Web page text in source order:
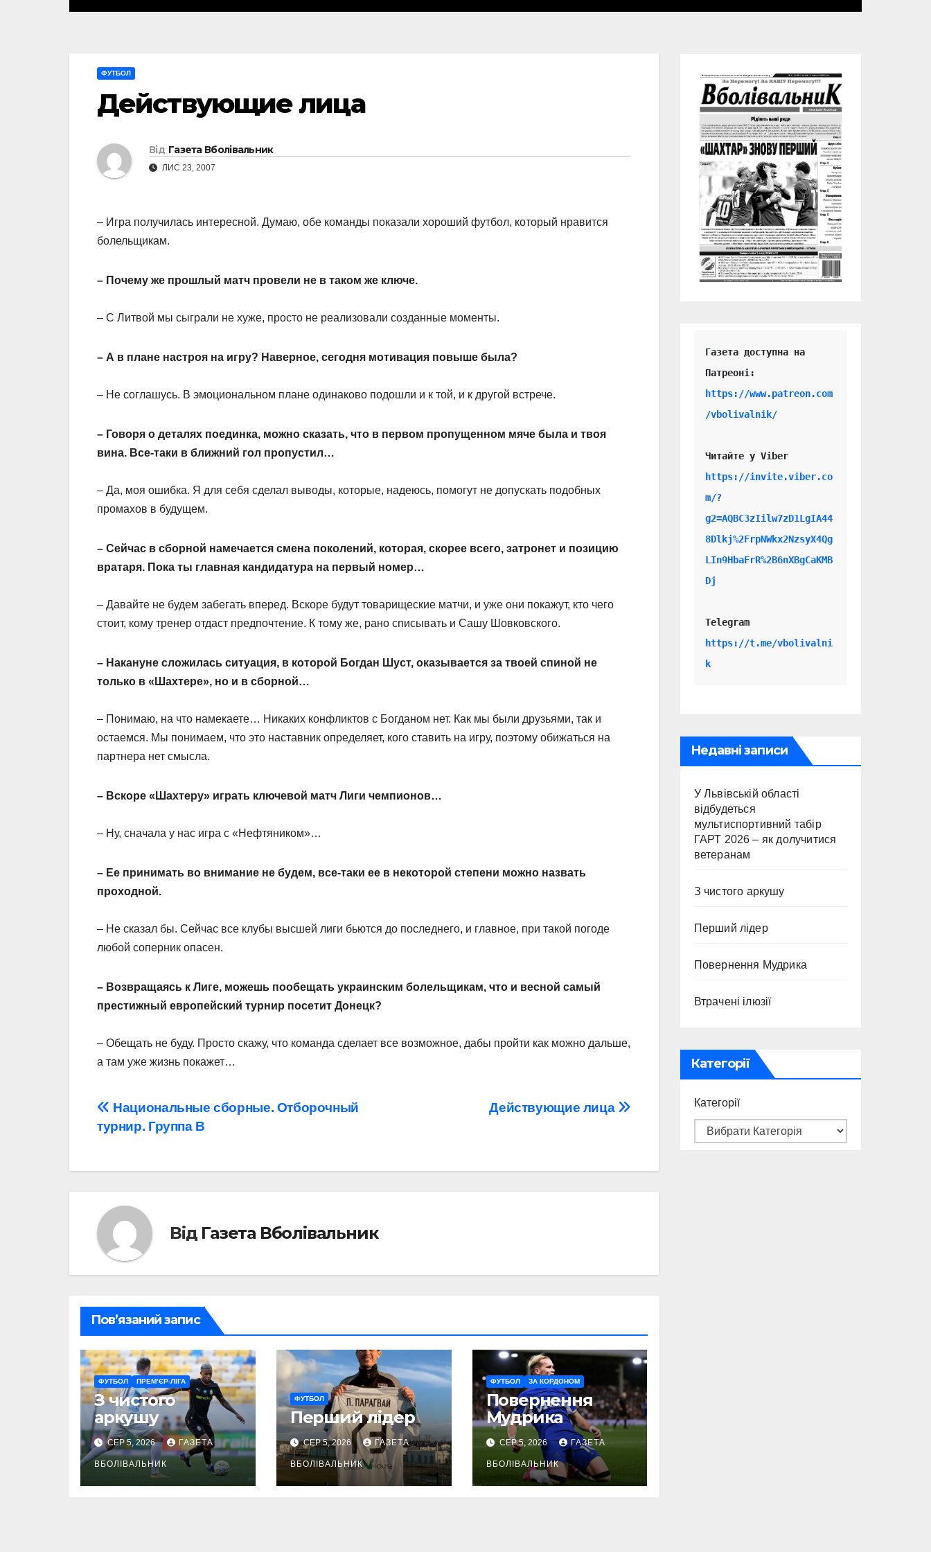
ФУТБОЛ
Действующие лица
Від Газета Вболівальник
ЛИС 23, 2007
– Игра получилась интересной. Думаю, обе команды показали хороший футбол, который нравится
болельщикам.
– Почему же прошлый матч провели не в таком же ключе.
– С Литвой мы сыграли не хуже, просто не реализовали созданные моменты.
– А в плане настроя на игру? Наверное, сегодня мотивация повыше была?
– Не соглашусь. В эмоциональном плане одинаково подошли и к той, и к другой встрече.
– Говоря о деталях поединка, можно сказать, что в первом пропущенном мяче была и твоя
вина. Все-таки в ближний гол пропустил…
– Да, моя ошибка. Я для себя сделал выводы, которые, надеюсь, помогут не допускать подобных
промахов в будущем.
– Сейчас в сборной намечается смена поколений, которая, скорее всего, затронет и позицию
вратаря. Пока ты главная кандидатура на первый номер…
– Давайте не будем забегать вперед. Вскоре будут товарищеские матчи, и уже они покажут, кто чего
стоит, кому тренер отдаст предпочтение. К тому же, рано списывать и Сашу Шовковского.
– Накануне сложилась ситуация, в которой Богдан Шуст, оказывается за твоей спиной не
только в «Шахтере», но и в сборной…
– Понимаю, на что намекаете… Никаких конфликтов с Богданом нет. Как мы были друзьями, так и
остаемся. Мы понимаем, что это наставник определяет, кого ставить на игру, поэтому обижаться на
партнера нет смысла.
– Вскоре «Шахтеру» играть ключевой матч Лиги чемпионов…
– Ну, сначала у нас игра с «Нефтяником»…
– Ее принимать во внимание не будем, все-таки ее в некоторой степени можно назвать
проходной.
– Не сказал бы. Сейчас все клубы высшей лиги бьются до последнего, и главное, при такой погоде
любой соперник опасен.
– Возвращаясь к Лиге, можешь пообещать украинским болельщикам, что и весной самый
престижный европейский турнир посетит Донецк?
– Обещать не буду. Просто скажу, что команда сделает все возможное, дабы пройти как можно дальше,
а там уже жизнь покажет…
Навігація
записів
Действующие лица
Национальные сборные. Отборочный
турнир. Группа В
Від Газета Вболівальник
Пов’язаний запис
ФУТБОЛ ПРЕМ’ЄР-ЛІГА
З чистого
аркушу
СЕР 5, 2026 ГАЗЕТА
ВБОЛІВАЛЬНИК
ФУТБОЛ
Перший лідер
СЕР 5, 2026 ГАЗЕТА
ВБОЛІВАЛЬНИК
ФУТБОЛ ЗА КОРДОНОМ
Повернення
Мудрика
СЕР 5, 2026 ГАЗЕТА
ВБОЛІВАЛЬНИК
Газета доступна на
https://www.patreon.com
/vbolivalnik/
Читайте у Viber
https://invite.viber.co
m/?
g2=AQBC3zIilw7zD1LgIA44
8Dlkj%2FrpNWkx2NzsyX4Qg
LIn9HbaFrR%2B6nXBgCaKMB
Dj
Telegram
https://t.me/vbolivalni
k
Недавні записи
У Львівській області
відбудеться
мультиспортивний табір
ГАРТ 2026 – як долучитися
ветеранам
З чистого аркушу
Перший лідер
Повернення Мудрика
Втрачені ілюзії
Категорії
Категорії